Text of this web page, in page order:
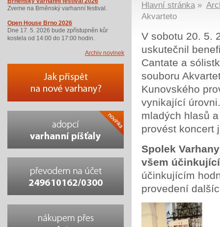
Hlavní stránka»
Akvarteto
V sobotu 20. 5.
uskutečnil
Cantate a
souboru
Kunovského
vynikající
mladých hlasů
provést koncert
Spolek
všem
účinkujícím
provedení
Zveme na Brněnský varhanní festival.
Open House Brno 2026
Dne 17. 5. 2026 bude zpřístupněn kůr
kostela od 14:00 do 17:00 hodin.
Archiv novinek